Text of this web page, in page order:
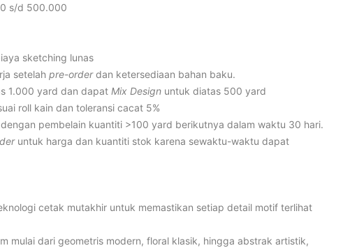
s/d 500.000
sketching lunas
setelah pre-orderdan ketersediaan bahan baku.
1.000 yard dan dapat Mix Design untuk diatas 500 yard
roll kain dan toleransi cacat 5%
pembelain kuantiti >100 yard berikutnya dalam waktu 30 hari.
untuk harga dan kuantiti stok karena sewaktu-waktu dapat
cetak mutakhir untuk memastikan setiap detail motif terlihat
mulai dari geometris modern, floral klasik, hingga abstrak artistik,